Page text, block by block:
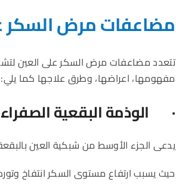
مضاعفات مرض السكر
تتعدد مضاعفات مرض السكر على العين
مفهومها، اعراضها، وطرق علاجها كما يلي:
· الوذمة البقعية الصفراء
يدعى الجزء الأوسط من شبكية العين
حيث يسبب ارتفاع مستوى السكر انتفاخ